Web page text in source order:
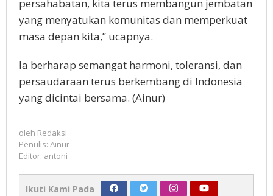
persahabatan, kita terus membangun jembatan
yang menyatukan komunitas dan memperkuat
masa depan kita,” ucapnya.
Ia berharap semangat harmoni, toleransi, dan
persaudaraan terus berkembang di Indonesia
yang dicintai bersama. (Ainur)
oleh Redaksi
Penulis: Ainur
Editor: antoni
Ikuti Kami Pada